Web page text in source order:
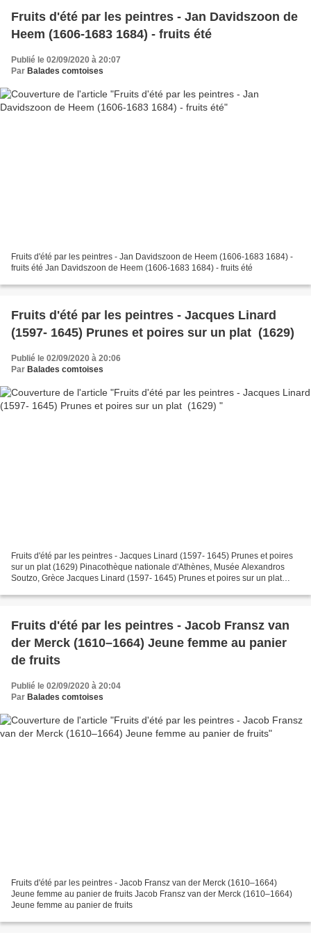
Fruits d'été par les peintres - Jan Davidszoon de
Heem (1606-1683 1684) - fruits été
Publié le 02/09/2020 à 20:07
Par Balades comtoises
Fruits d'été par les peintres - Jan Davidszoon de Heem (1606-1683 1684) -
fruits été Jan Davidszoon de Heem (1606-1683 1684) - fruits été
Fruits d'été par les peintres - Jacques Linard
(1597- 1645) Prunes et poires sur un plat (1629)
Publié le 02/09/2020 à 20:06
Par Balades comtoises
Fruits d'été par les peintres - Jacques Linard (1597- 1645) Prunes et poires
sur un plat (1629) Pinacothèque nationale d'Athènes, Musée Alexandros
Soutzo, Grèce Jacques Linard (1597- 1645) Prunes et poires sur un plat
Fruits d'été par les peintres - Jacob Fransz van
der Merck (1610–1664) Jeune femme au panier
de fruits
Publié le 02/09/2020 à 20:04
Par Balades comtoises
Fruits d'été par les peintres - Jacob Fransz van der Merck (1610–1664)
Jeune femme au panier de fruits Jacob Fransz van der Merck (1610–1664)
Jeune femme au panier de fruits